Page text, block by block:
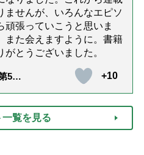
ませんが、いろんなエピソ
頑張っていこうと思いま
また会えますように。書籍
とうございました。
500
+10
一覧を見る